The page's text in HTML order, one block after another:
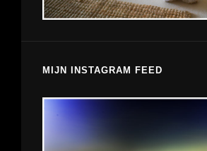
MIJN INSTAGRAM FEED